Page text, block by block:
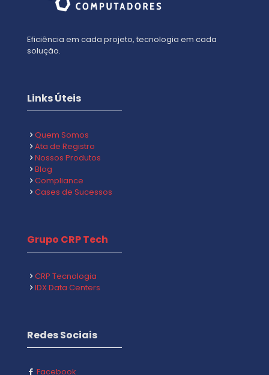
Eficiência em cada projeto, tecnologia em cada
solução.
Links Úteis
Quem Somos
Ata de Registro
Nossos Produtos
Blog
Compliance
Cases de Sucessos
Grupo CRP Tech
CRP Tecnologia
IDX Data Centers
Redes Sociais
Facebook